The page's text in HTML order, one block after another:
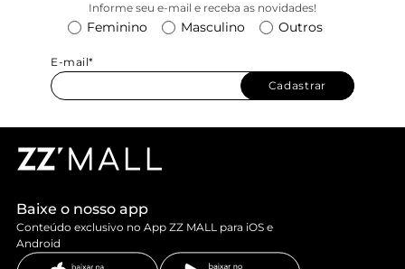
Informe seu e-mail e receba as novidades!
Feminino Masculino Outros
E-mail*
Cadastrar
Baixe o nosso app
Conteúdo exclusivo no App ZZ MALL para iOS e
Android